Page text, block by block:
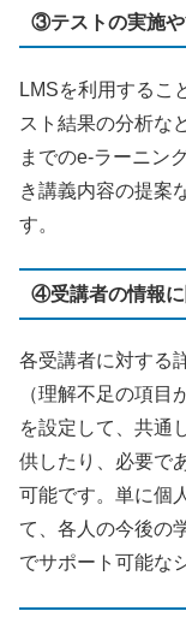
③テストの実施
LMSを利用するこ
スト結果の分析な
までのe-ラーニン
き講義内容の提案
す。
④受講者の情報
各受講者に対する
（理解不足の項
を設定して、共通
供したり、必要で
可能です。単に個
て、各人の今後の
でサポート可能な